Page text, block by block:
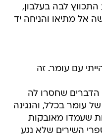
לבה בעלבון,
אל מתיאו והניחה יד
עם עומר. זה
שחסרו לה
עומר בכלל, והנגינה
שעמדו מאובקות
השירים שלא נגע